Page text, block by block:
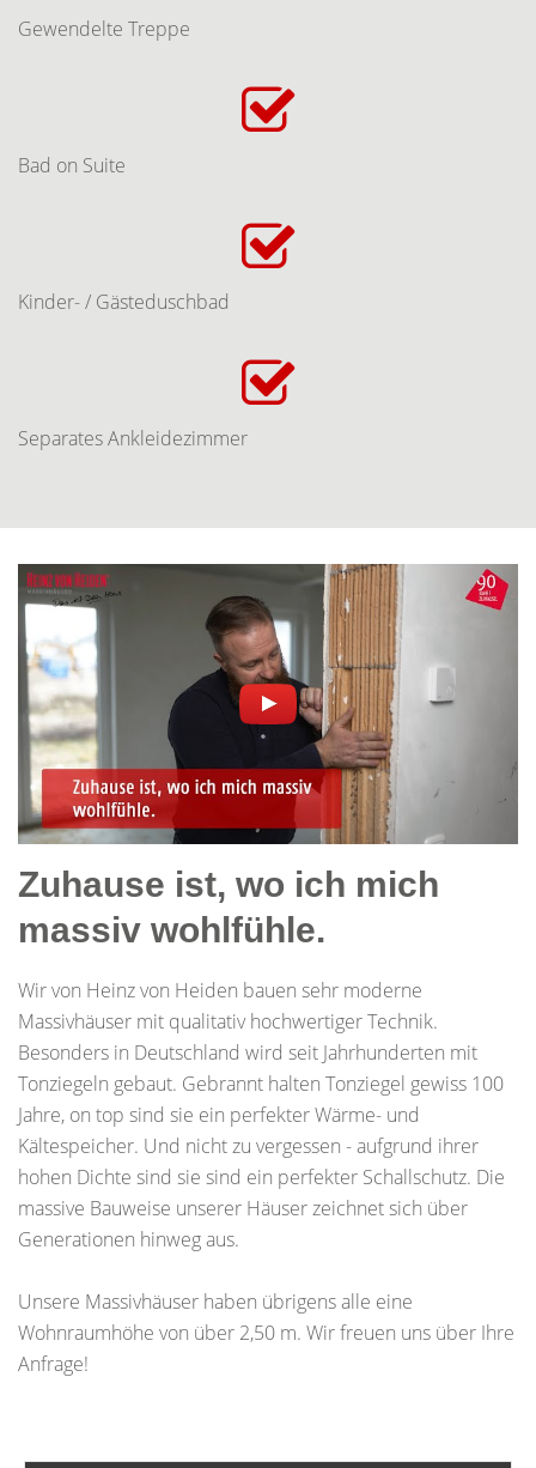
Gewendelte Treppe
Bad on Suite
Kinder- / Gästeduschbad
Separates Ankleidezimmer
Zuhause ist, wo ich mich
massiv wohlfühle.
Wir von Heinz von Heiden bauen sehr moderne
Massivhäuser mit qualitativ hochwertiger Technik.
Besonders in Deutschland wird seit Jahrhunderten mit
Tonziegeln gebaut. Gebrannt halten Tonziegel gewiss 100
Jahre, on top sind sie ein perfekter Wärme- und
Kältespeicher. Und nicht zu vergessen - aufgrund ihrer
hohen Dichte sind sie sind ein perfekter Schallschutz. Die
massive Bauweise unserer Häuser zeichnet sich über
Generationen hinweg aus.
Unsere Massivhäuser haben übrigens alle eine
Wohnraumhöhe von über 2,50 m. Wir freuen uns über Ihre
Anfrage!